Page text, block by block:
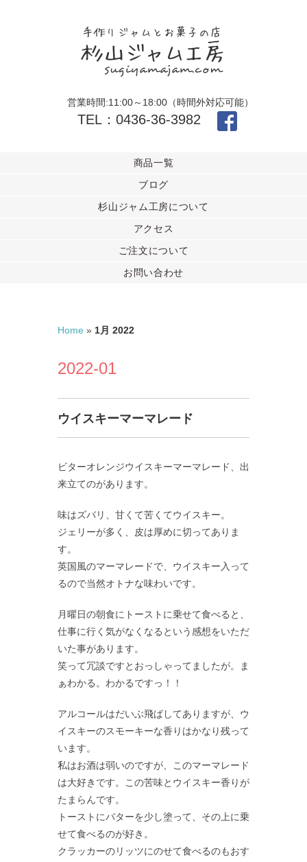
営業時間:11:00～18:00（時間外対応可能）
TEL：0436-36-3982
商品一覧
ブログ
杉山ジャム工房について
アクセス
ご注文について
お問い合わせ
Home » 1月 2022
2022-01
ウイスキーマーマレード
ビターオレンジウイスキーマーマレード、出
来立てのがあります。
味はズバリ、甘くて苦くてウイスキー。
ジェリーが多く、皮は厚めに切ってありま
す。
英国風のマーマレードで、ウイスキー入って
るので当然オトナな味わいです。
月曜日の朝食にトーストに乗せて食べると、
仕事に行く気がなくなるという感想をいただ
いた事があります。
笑って冗談ですとおっしゃってましたが。ま
ぁわかる。わかるですっ！！
アルコールはだいぶ飛ばしてありますが、ウ
イスキーのスモーキーな香りはかなり残って
います。
私はお酒は弱いのですが、このマーマレード
は大好きです。この苦味とウイスキー香りが
たまらんです。
トーストにバターを少し塗って、その上に乗
せて食べるのが好き。
クラッカーのリッツにのせて食べるのもおす